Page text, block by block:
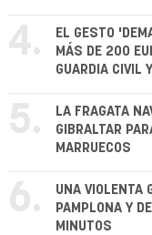
4.
EL GESTO
MÁS DE 200
GUARDIA CIVIL
5.
LA FRAGATA
GIBRALTAR
MARRUECOS
6.
UNA VIOLENTA
PAMPLONA Y
MINUTOS